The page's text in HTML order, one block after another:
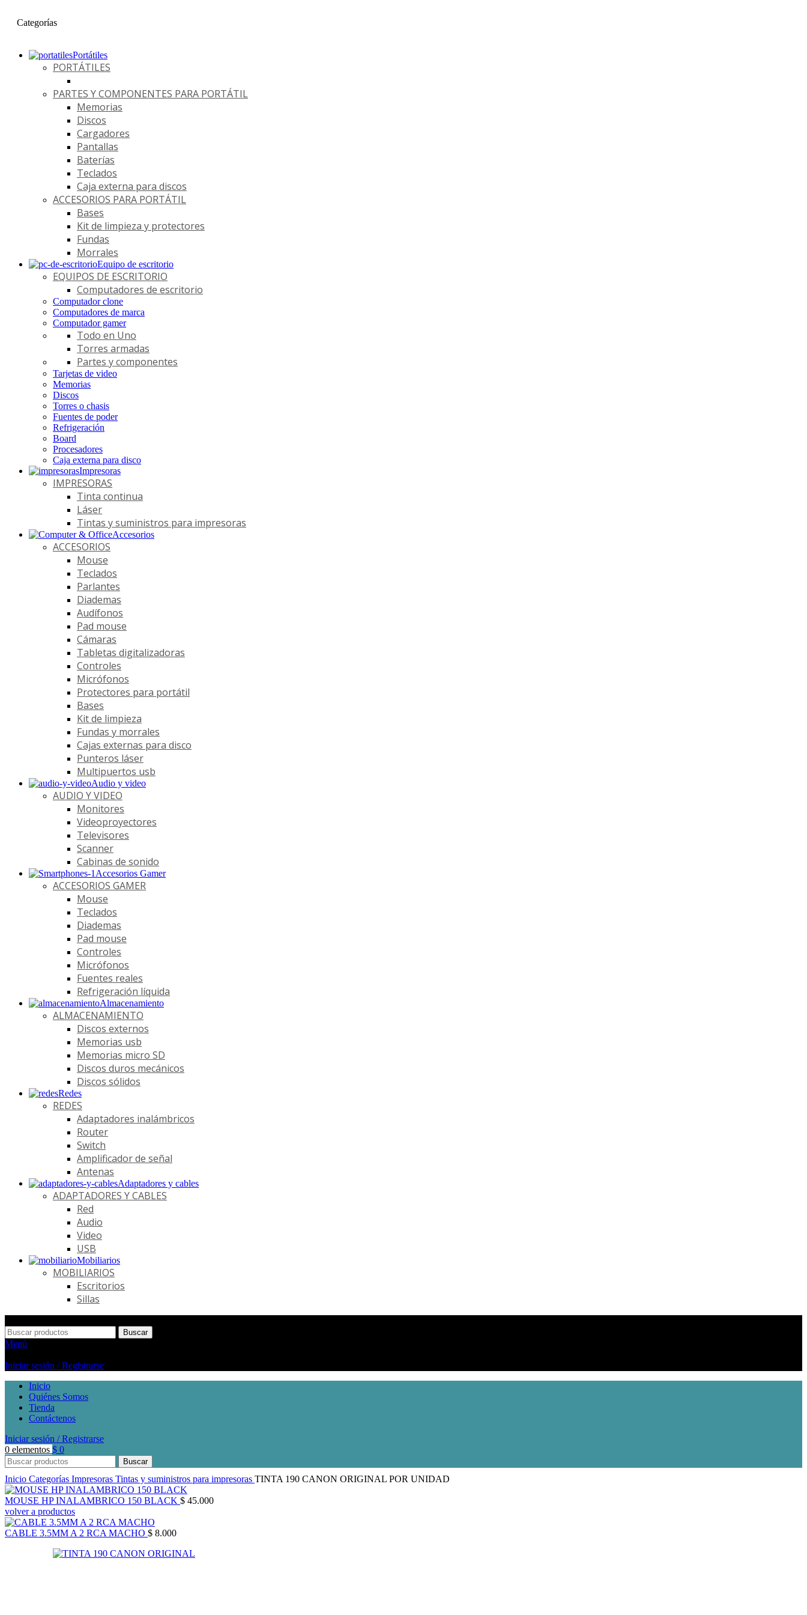
Categorías
Portátiles
PORTÁTILES
PARTES Y COMPONENTES PARA PORTÁTIL
Memorias
Discos
Cargadores
Pantallas
Baterías
Teclados
Caja externa para discos
ACCESORIOS PARA PORTÁTIL
Bases
Kit de limpieza y protectores
Fundas
Morrales
Equipo de escritorio
EQUIPOS DE ESCRITORIO
Computadores de escritorio
Computador clone
Computadores de marca
Computador gamer
Todo en Uno
Torres armadas
Partes y componentes
Tarjetas de video
Memorias
Discos
Torres o chasis
Fuentes de poder
Refrigeración
Board
Procesadores
Caja externa para disco
Impresoras
IMPRESORAS
Tinta continua
Láser
Tintas y suministros para impresoras
Accesorios
ACCESORIOS
Mouse
Teclados
Parlantes
Diademas
Audífonos
Pad mouse
Cámaras
Tabletas digitalizadoras
Controles
Micrófonos
Protectores para portátil
Bases
Kit de limpieza
Fundas y morrales
Cajas externas para disco
Punteros láser
Multipuertos usb
Audio y video
AUDIO Y VIDEO
Monitores
Videoproyectores
Televisores
Scanner
Cabinas de sonido
Accesorios Gamer
ACCESORIOS GAMER
Mouse
Teclados
Diademas
Pad mouse
Controles
Micrófonos
Fuentes reales
Refrigeración líquida
Almacenamiento
ALMACENAMIENTO
Discos externos
Memorias usb
Memorias micro SD
Discos duros mecánicos
Discos sólidos
Redes
REDES
Adaptadores inalámbricos
Router
Switch
Amplificador de señal
Antenas
Adaptadores y cables
ADAPTADORES Y CABLES
Red
Audio
Video
USB
Mobiliarios
MOBILIARIOS
Escritorios
Sillas
Buscar
Menú
Iniciar sesión / Registrarse
Inicio
Quiénes Somos
Tienda
Contáctenos
Iniciar sesión / Registrarse
0 elementos $ 0
Buscar
Inicio Categorías Impresoras Tintas y suministros para impresoras TINTA 190 CANON ORIGINAL POR UNIDAD
MOUSE HP INALAMBRICO 150 BLACK $ 45.000
volver a productos
CABLE 3.5MM A 2 RCA MACHO $ 8.000